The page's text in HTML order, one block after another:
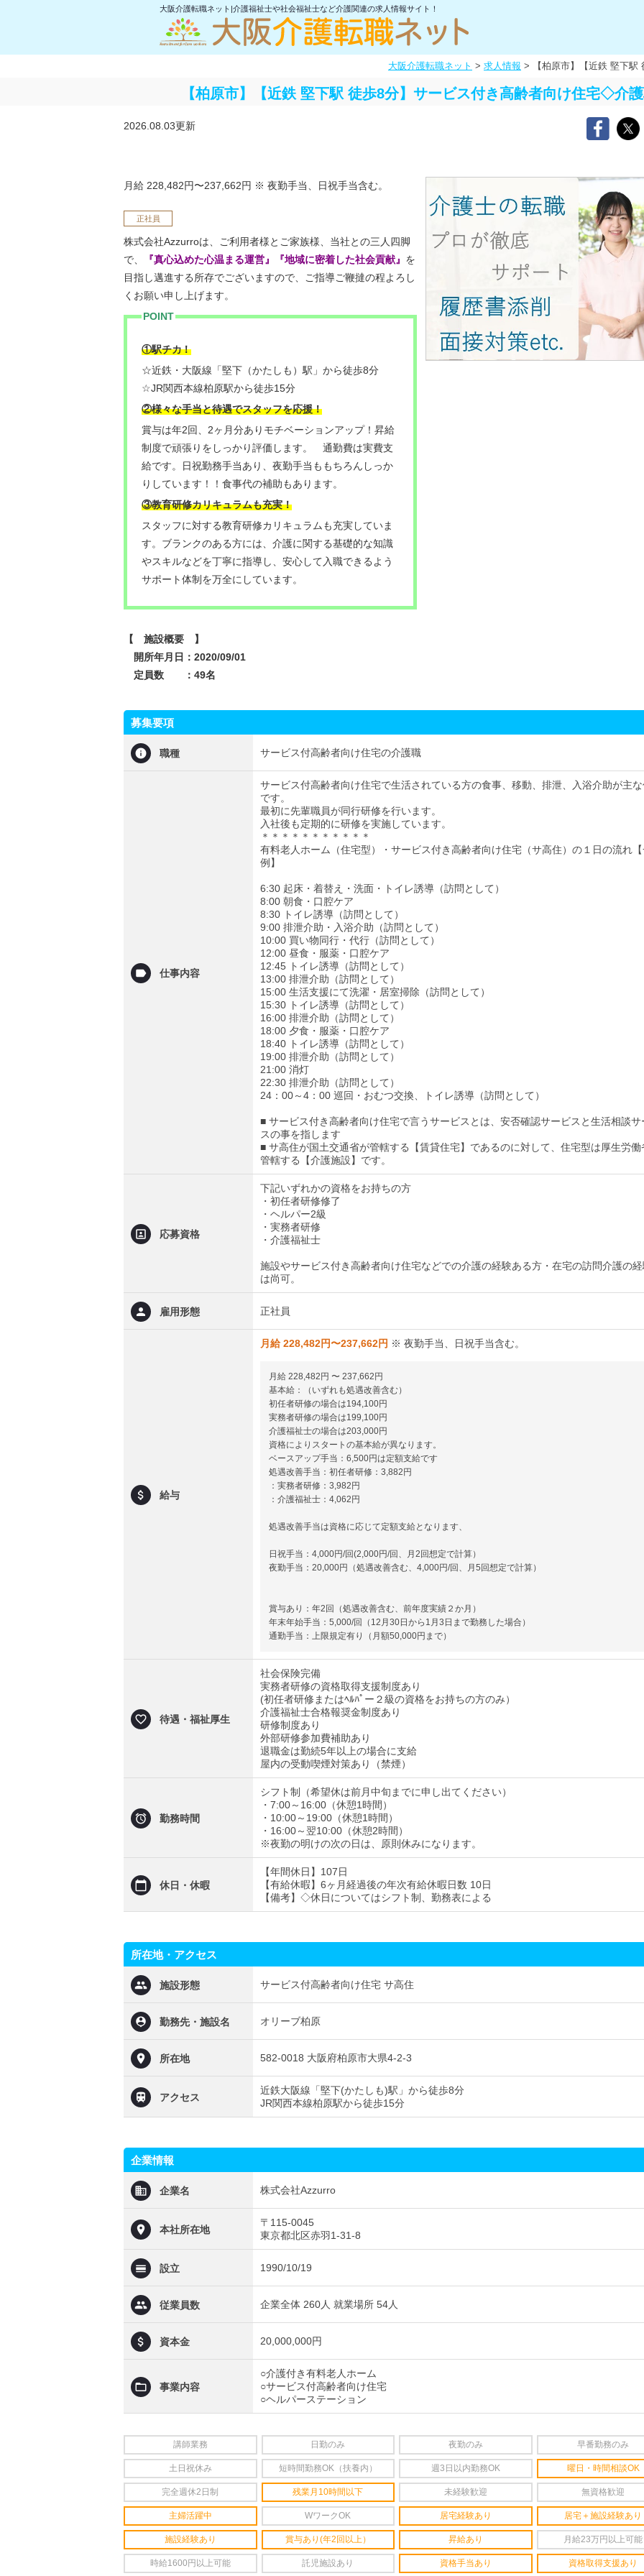
大阪介護転職ネット|介護福祉士や社会福祉士など介護関連の求人情報サイト！
大阪介護転職ネット > 求人情報 > 【柏原市】【近鉄 堅下
【柏原市】【近鉄 堅下駅 徒歩8分】サービス付き高齢者向け住宅◇介
2026.08.03更新
月給 228,482円〜237,662円 ※ 夜勤手当、日祝手当含む。
正社員
株式会社Azzurroは、ご利用者様とご家族様、当社との三人四脚
で、
『真心込めた心温まる運営』『地域に密着した社会貢献』 を
目指し邁進する所存でございますので、ご指導ご鞭撻の程よろし
くお願い申し上げます。
POINT
①駅チカ！
☆近鉄・大阪線「堅下（かたしも）駅」から徒歩8分
☆JR関西本線柏原駅から徒歩15分
②様々な手当と待遇でスタッフを応援！
賞与は年2回、2ヶ月分ありモチベーションアップ！昇給
制度で頑張りをしっかり評価します。 通勤費は実費支
給です。日祝勤務手当あり、夜勤手当ももちろんしっか
りしています！！食事代の補助もあります。
③教育研修カリキュラムも充実！
スタッフに対する教育研修カリキュラムも充実していま
す。ブランクのある方には、介護に関する基礎的な知識
やスキルなどを丁寧に指導し、安心して入職できるよう
サポート体制を万全にしています。
【 施設概要 】
開所年月日：2020/09/01
定員数 ：49名
募集要項
職種 サービス付高齢者向け住宅の介護職
仕事内容
サービス付高齢者向け住宅で生活されている方の食事、移動、排泄、入浴介助が主
です。
最初に先輩職員が同行研修を行います。
入社後も定期的に研修を実施しています。
＊＊＊＊＊＊＊＊＊＊＊
有料老人ホーム（住宅型）・サービス付き高齢者向け住宅（サ高住）の１日の流れ
例】
6:30 起床・着替え・洗面・トイレ誘導（訪問として）
8:00 朝食・口腔ケア
8:30 トイレ誘導（訪問として）
9:00 排泄介助・入浴介助（訪問として）
10:00 買い物同行・代行（訪問として）
12:00 昼食・服薬・口腔ケア
12:45 トイレ誘導（訪問として）
13:00 排泄介助（訪問として）
15:00 生活支援にて洗濯・居室掃除（訪問として）
15:30 トイレ誘導（訪問として）
16:00 排泄介助（訪問として）
18:00 夕食・服薬・口腔ケア
18:40 トイレ誘導（訪問として）
19:00 排泄介助（訪問として）
21:00 消灯
22:30 排泄介助（訪問として）
24：00～4：00 巡回・おむつ交換、トイレ誘導（訪問として）
■ サービス付き高齢者向け住宅で言うサービスとは、安否確認サービスと生活相談サ
スの事を指します
■ サ高住が国土交通省が管轄する【賃貸住宅】であるのに対して、住宅型は厚生労働
管轄する【介護施設】です。
応募資格
下記いずれかの資格をお持ちの方
・初任者研修修了
・ヘルパー2級
・実務者研修
・介護福祉士
施設やサービス付き高齢者向け住宅などでの介護の経験ある方・在宅の訪問介護の
は尚可。
雇用形態 正社員
給与
月給 228,482円〜237,662円 ※ 夜勤手当、日祝手当含む。
月給 228,482円 〜 237,662円
基本給：（いずれも処遇改善含む）
初任者研修の場合は194,100円
実務者研修の場合は199,100円
介護福祉士の場合は203,000円
資格によりスタートの基本給が異なります。
ベースアップ手当：6,500円は定額支給です
処遇改善手当：初任者研修：3,882円
：実務者研修：3,982円
：介護福祉士：4,062円
処遇改善手当は資格に応じて定額支給となります、
日祝手当：4,000円/回(2,000円/回、月2回想定で計算）
夜勤手当：20,000円（処遇改善含む、4,000円/回、月5回想定で計算）
賞与あり：年2回（処遇改善含む、前年度実績２か月）
年末年始手当：5,000/回（12月30日から1月3日まで勤務した場合）
通勤手当：上限規定有り（月額50,000円まで）
待遇・福祉厚生
社会保険完備
実務者研修の資格取得支援制度あり
(初任者研修またはﾍﾙﾊﾟー２級の資格をお持ちの方のみ）
介護福祉士合格報奨金制度あり
研修制度あり
外部研修参加費補助あり
退職金は勤続5年以上の場合に支給
屋内の受動喫煙対策あり（禁煙）
勤務時間
シフト制（希望休は前月中旬までに申し出てください）
・7:00～16:00（休憩1時間）
・10:00～19:00（休憩1時間）
・16:00～翌10:00（休憩2時間）
※夜勤の明けの次の日は、原則休みになります。
休日・休暇
【年間休日】107日
【有給休暇】6ヶ月経過後の年次有給休暇日数 10日
【備考】◇休日についてはシフト制、勤務表による
所在地・アクセス
施設形態 サービス付高齢者向け住宅 サ高住
勤務先・施設名 オリーブ柏原
所在地 582-0018 大阪府柏原市大県4-2-3
アクセス
近鉄大阪線「堅下(かたしも)駅」から徒歩8分
JR関西本線柏原駅から徒歩15分
企業情報
企業名 株式会社Azzurro
本社所在地
〒115-0045
東京都北区赤羽1-31-8
設立 1990/10/19
従業員数 企業全体 260人 就業場所 54人
資本金 20,000,000円
事業内容
○介護付き有料老人ホーム
○サービス付高齢者向け住宅
○ヘルパーステーション
講師業務 日勤のみ 夜勤のみ 早番勤務のみ
土日祝休み 短時間勤務OK（扶養内） 週3日以内勤務OK 曜日・時間相談OK
完全週休2日制 残業月10時間以下 未経験歓迎 無資格歓迎
主婦活躍中 WワークOK 居宅経験あり 居宅＋施設経験あり
施設経験あり 賞与あり(年2回以上） 昇給あり 月給23万円以上可能
時給1600円以上可能 託児施設あり 資格手当あり 資格取得支援あり